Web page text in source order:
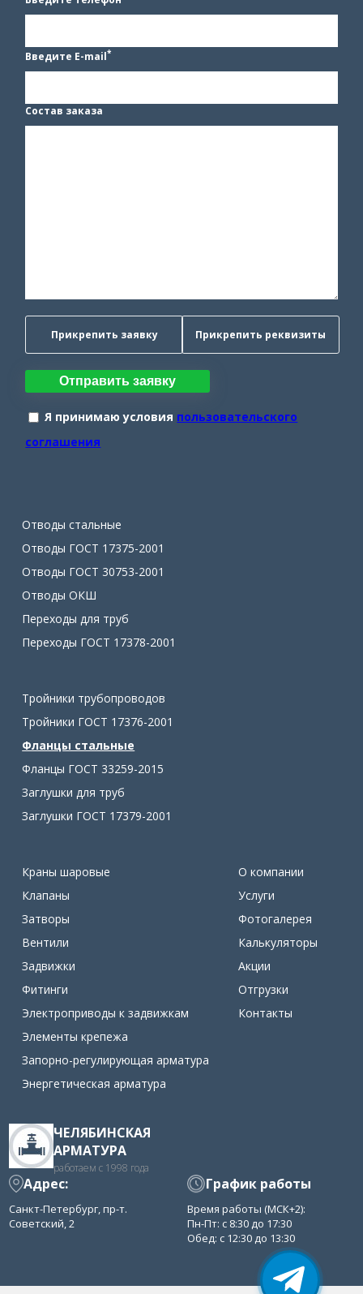
Введите E-mail*
Состав заказа
Прикрепить заявку Прикрепить реквизиты
Отправить заявку
Я принимаю условия пользовательского
соглашения
Отводы стальные
Отводы ГОСТ 17375-2001
Отводы ГОСТ 30753-2001
Отводы ОКШ
Переходы для труб
Переходы ГОСТ 17378-2001
Тройники трубопроводов
Тройники ГОСТ 17376-2001
Фланцы стальные
Фланцы ГОСТ 33259-2015
Заглушки для труб
Заглушки ГОСТ 17379-2001
Краны шаровые
Клапаны
Затворы
Вентили
Задвижки
Фитинги
Электроприводы к задвижкам
Элементы крепежа
Запорно-регулирующая арматура
Энергетическая арматура
О компании
Услуги
Фотогалерея
Калькуляторы
Акции
Отгрузки
Контакты
ЧЕЛЯБИНСКАЯ
АРМАТУРА
работаем с 1998 года
Адрес:
Санкт-Петербург, пр-т.
Советский, 2
График работы
Время работы (МСК+2):
Пн-Пт: с 8:30 до 17:30
Обед: с 12:30 до 13:30